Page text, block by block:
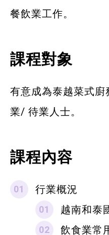
餐飲業工作。
課程對象
有意成為泰越菜式
業/ 待業人士。
課程內容
行業概況
越南和泰
飲食業常